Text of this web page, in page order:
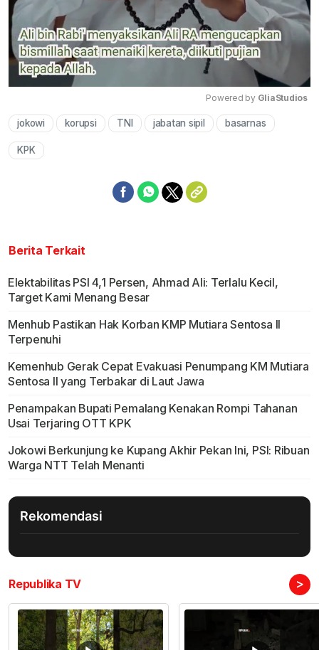
Mute
Powered by GliaStudios
jokowi korupsi TNI jabatan sipil basarnas
KPK
Berita Terkait
Elektabilitas PSI 4,1 Persen, Ahmad Ali: Terlalu Kecil,
Target Kami Menang Besar
Menhub Pastikan Hak Korban KMP Mutiara Sentosa II
Terpenuhi
Kemenhub Gerak Cepat Evakuasi Penumpang KM Mutiara
Sentosa II yang Terbakar di Laut Jawa
Penampakan Bupati Pemalang Kenakan Rompi Tahanan
Usai Terjaring OTT KPK
Jokowi Berkunjung ke Kupang Akhir Pekan Ini, PSI: Ribuan
Warga NTT Telah Menanti
Rekomendasi
Republika TV >